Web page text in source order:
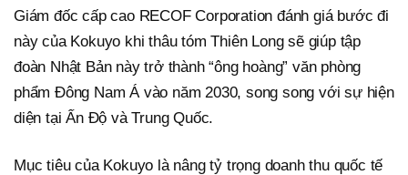
Giám đốc cấp cao RECOF Corporation đánh giá bước đi
này của Kokuyo khi thâu tóm Thiên Long sẽ giúp tập
đoàn Nhật Bản này trở thành “ông hoàng” văn phòng
phẩm Đông Nam Á vào năm 2030, song song với sự hiện
diện tại Ấn Độ và Trung Quốc.
Mục tiêu của Kokuyo là nâng tỷ trọng doanh thu quốc tế